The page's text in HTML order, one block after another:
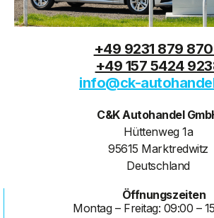
+49 9231 879
+49 157 5424
info@ck-
C&K Autohandel
Hüttenweg 1a
95615 Marktredwitz
Deutschland
Öffnungszeiten
Montag – Freitag: 09:00 –